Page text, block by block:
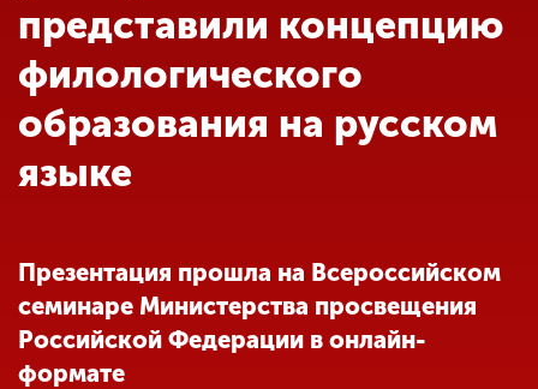
Обучение
Наука
Другие виды
деятельности
представили концепцию
филологического
образования на русском
языке
Презентация прошла на Всероссийском
семинаре Министерства просвещения
Российской Федерации в онлайн-
формате